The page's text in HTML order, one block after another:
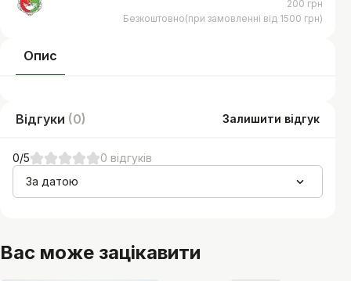
Опис
Відгуки (0) Залишити відгук
0/5 0 відгуків
За датою
200 грн
Безкоштовно(при замовленні від 1500 грн)
Вас може зацікавити